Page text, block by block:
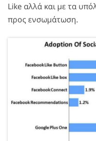
Like αλλά και με τα
προς ενσωμάτωση.